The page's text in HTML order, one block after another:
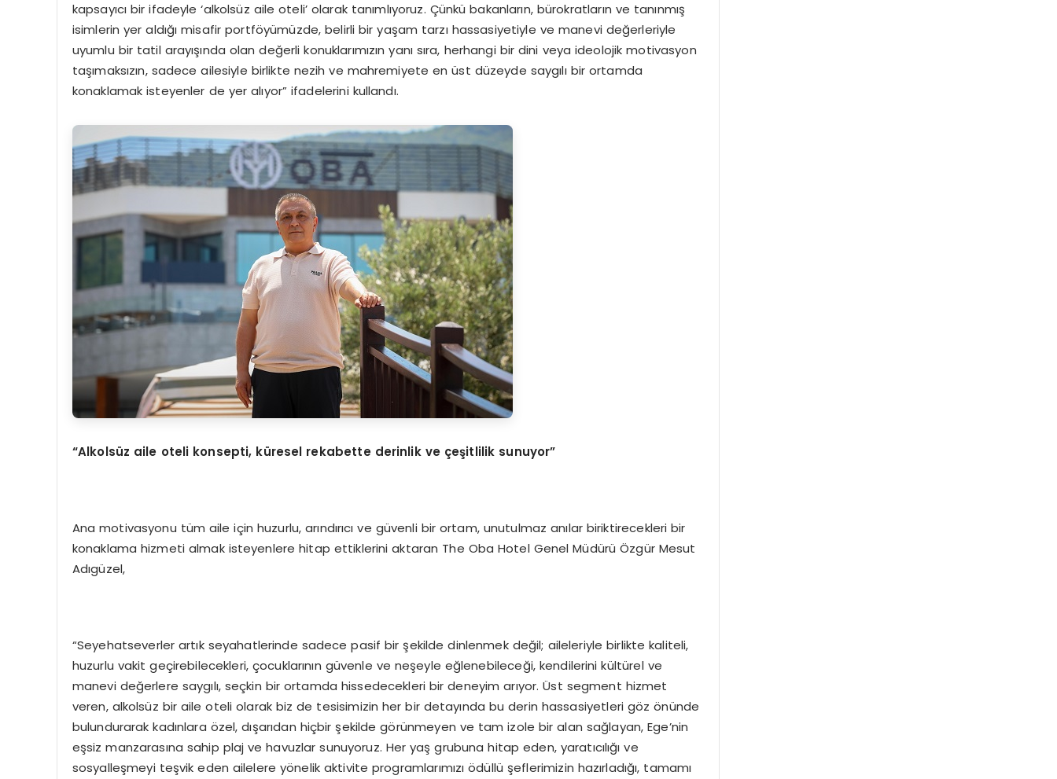
kapsayıcı bir ifadeyle ‘alkolsüz aile oteli’ olarak tanımlıyoruz. Çünkü bakanların, bürokratların ve tanınmış
isimlerin yer aldığı misafir portföyümüzde, belirli bir yaşam tarzı hassasiyetiyle ve manevi değerleriyle
uyumlu bir tatil arayışında olan değerli konuklarımızın yanı sıra, herhangi bir dini veya ideolojik motivasyon
taşımaksızın, sadece ailesiyle birlikte nezih ve mahremiyete en üst düzeyde saygılı bir ortamda
konaklamak isteyenler de yer alıyor” ifadelerini kullandı.
“Alkolsüz aile oteli konsepti, küresel rekabette derinlik ve çeşitlilik sunuyor”
Ana motivasyonu tüm aile için huzurlu, arındırıcı ve güvenli bir ortam, unutulmaz anılar biriktirecekleri bir
konaklama hizmeti almak isteyenlere hitap ettiklerini aktaran The Oba Hotel Genel Müdürü Özgür Mesut
Adıgüzel,
“Seyehatseverler artık seyahatlerinde sadece pasif bir şekilde dinlenmek değil; aileleriyle birlikte kaliteli,
huzurlu vakit geçirebilecekleri, çocuklarının güvenle ve neşeyle eğlenebileceği, kendilerini kültürel ve
manevi değerlere saygılı, seçkin bir ortamda hissedecekleri bir deneyim arıyor. Üst segment hizmet
veren, alkolsüz bir aile oteli olarak biz de tesisimizin her bir detayında bu derin hassasiyetleri göz önünde
bulundurarak kadınlara özel, dışarıdan hiçbir şekilde görünmeyen ve tam izole bir alan sağlayan, Ege’nin
eşsiz manzarasına sahip plaj ve havuzlar sunuyoruz. Her yaş grubuna hitap eden, yaratıcılığı ve
sosyalleşmeyi teşvik eden ailelere yönelik aktivite programlarımızı ödüllü şeflerimizin hazırladığı, tamamı